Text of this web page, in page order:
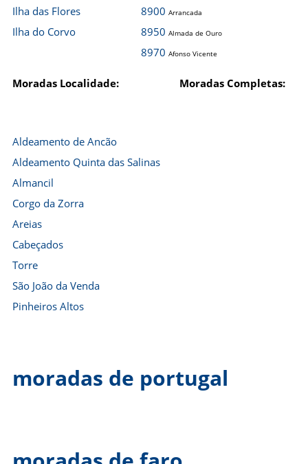
Ilha das Flores
Ilha do Corvo
8900 Arrancada
8950 Almada de Ouro
8970 Afonso Vicente
Moradas Localidade: Moradas Completas:
Aldeamento de Ancão
Aldeamento Quinta das Salinas
Almancil
Corgo da Zorra
Areias
Cabeçados
Torre
São João da Venda
Pinheiros Altos
moradas de portugal